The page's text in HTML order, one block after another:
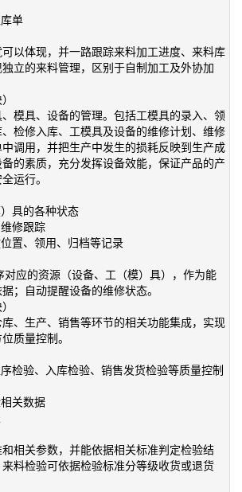
单
以体现，并一路跟踪来料加工进度、来料库
立的来料管理，区别于自制加工及外协加
模具、设备的管理。包括工模具的录入、领
检修入库、工模具及设备的维修计划、维修
调用，并把生产中发生的损耗反映到生产成
的素质，充分发挥设备效能，保证产品的产
运行。
具的各种状态
修跟踪
置、领用、归档等记录
对应的资源（设备、工（模）具），作为能
；自动提醒设备的维修状态。
、生产、销售等环节的相关功能集成，实现
质量控制。
检验、入库检验、销售发货检验等质量控制
关数据
相关参数，并能依据相关标准判定检验结
料检验可依据检验标准分等级收货或退货